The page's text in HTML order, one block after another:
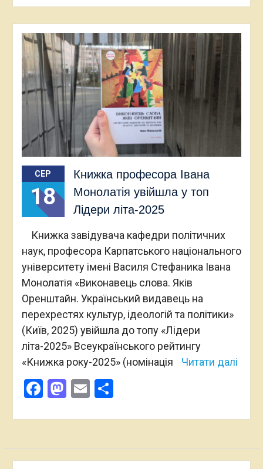
СЕР
18
Книжка професора Івана
Монолатія увійшла у топ
Лідери літа-2025
Книжка завідувача кафедри політичних
наук, професора Карпатського національного
університету імені Василя Стефаника Івана
Монолатія «Виконавець слова. Яків
Оренштайн. Український видавець на
перехрестях культур, ідеологій та політики»
(Київ, 2025) увійшла до топу «Лідери
літа-2025» Всеукраїнського рейтингу
«Книжка року-2025» (номінація
Читати далі
Facebook
Mastodon
EmailПоділитися